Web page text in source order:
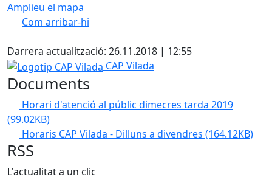
Amplieu el mapa
Com arribar-hi
+
−
Darrera actualització: 26.11.2018 | 12:55
Logotip CAP Vilada
CAP Vilada
Documents
Horari d'atenció al públic dimecres tarda 2019
(99.02KB)
Horaris CAP Vilada - Dilluns a divendres (164.12KB)
RSS
L'actualitat a un clic